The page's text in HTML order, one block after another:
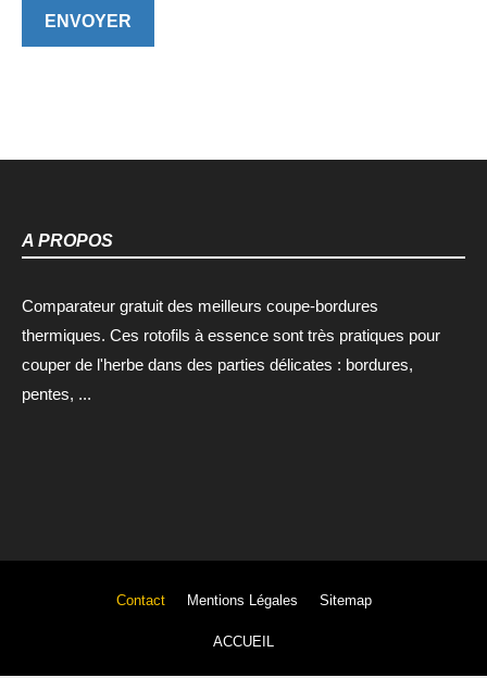
A PROPOS
Comparateur gratuit des meilleurs coupe-bordures
thermiques. Ces rotofils à essence sont très pratiques pour
couper de l'herbe dans des parties délicates : bordures,
pentes, ...
Contact Mentions Légales Sitemap
ACCUEIL